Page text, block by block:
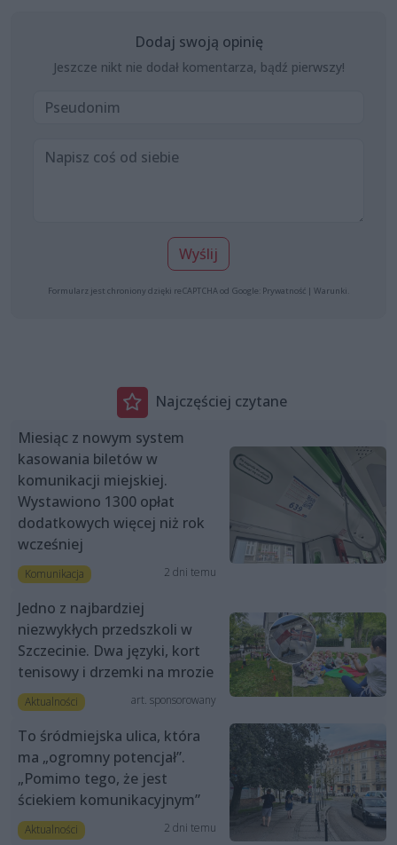
Dodaj swoją opinię
Jeszcze nikt nie dodał komentarza, bądź pierwszy!
Wyślij
Formularz jest chroniony dzięki reCAPTCHA od Google: Prywatność | Warunki
Najczęściej czytane
Miesiąc z nowym system
kasowania biletów w
komunikacji miejskiej.
Wystawiono 1300 opłat
dodatkowych więcej niż rok
wcześniej
Komunikacja 2 dni temu
Jedno z najbardziej
niezwykłych przedszkoli w
Szczecinie. Dwa języki, kort
tenisowy i drzemki na mrozie
Aktualności art. sponsorowany
To śródmiejska ulica, która
ma „ogromny potencjał”.
„Pomimo tego, że jest
ściekiem komunikacyjnym”
Aktualności 2 dni temu